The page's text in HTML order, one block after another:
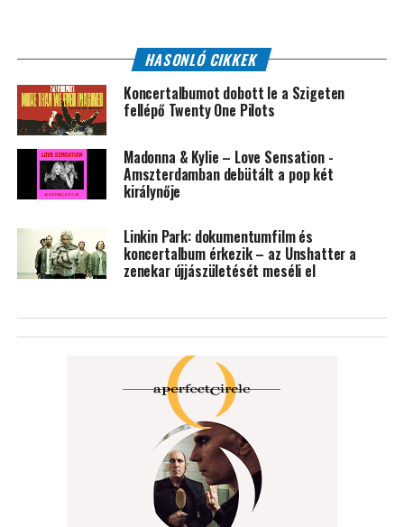
HASONLÓ CIKKEK
Koncertalbumot dobott le a Szigeten
fellépő Twenty One Pilots
Madonna & Kylie – Love Sensation -
Amszterdamban debütált a pop két
királynője
Linkin Park: dokumentumfilm és
koncertalbum érkezik – az Unshatter a
zenekar újjászületését meséli el